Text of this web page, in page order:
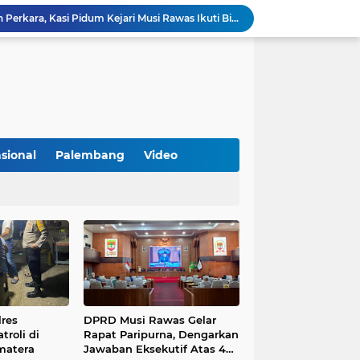
Optimalkan Penanganan Perkara, Kasi Pidum Kejari Musi Rawas Ikuti Bimtek AI dan Big Data
Gelorakan Program Strategis Nasional, Joncik Muhamad Tinjau Proyek Sekolah Rakyat Rp234 Miliar
KAMMI Muratara Sukses Gelar Talk Show Peringatan Harlah Kabupaten Musi Rawas Utara ke-13
Lantik Pejabat Baru, JM Bupati Empat Lawang: Jabatan Adalah Amanah, Segera Berinovasi Demi Empat Lawang MADANI!
2 Kilogram Sabu.
Palembang Video
di
DPRD Musi Rawas Gelar
Rapat Paripurna, Dengarkan
Jawaban Eksekutif Atas 4